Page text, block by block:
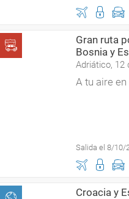
Gran ruta
Bosnia y
Adriático, 12
A tu aire
Salida el 8/10/
Croacia y